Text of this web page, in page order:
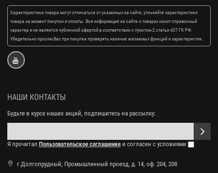
Характеристики товара могут отличаться от указанных на сайте, уточняйте характеристики
товара на момент покупки и оплаты. Вся информация на сайте о товарах носит справочный
характер и не является публичной офертой в соответствии с пунктом 2 статьи 437 ГК РФ.
Убедительно просим Вас при покупке проверять наличие желаемых функций и характеристик.
НАШИ КОНТАКТЫ
Будьте в курсе наших акций, подпишитесь на рассылку:
Я прочитал Пользовательское соглашение и согласен с условиями
г.Долгопрудный, Промышленный проезд, д. 14, оф. 204, 208